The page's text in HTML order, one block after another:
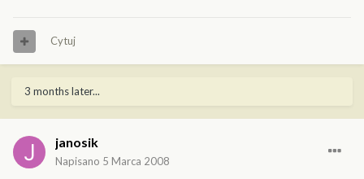
Cytuj
3 months later...
janosik
Napisano 5 Marca 2008